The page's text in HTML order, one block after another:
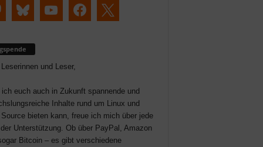
und Leser,
euch auch in Zukunft spannende und
Inhalte rund um Linux und
bieten kann, freue ich mich über jede
Unterstützung. Ob über PayPal, Amazon
Bitcoin – es gibt verschiedene